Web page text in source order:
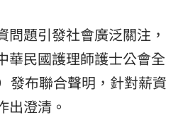
問題引發社會廣泛關注，
華民國護理師護士公會全
發布聯合聲明，針對薪資
出澄清。